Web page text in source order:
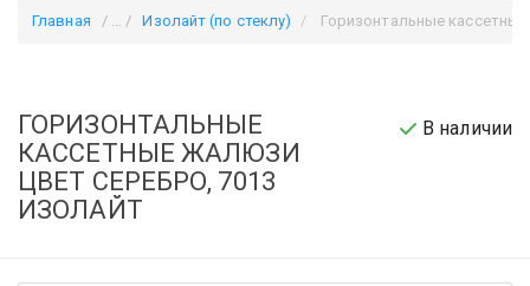
Главная Изолайт (по стеклу) Горизонтальные кассетные жалюзи цвет серебро,
ГОРИЗОНТАЛЬНЫЕ
КАССЕТНЫЕ ЖАЛЮЗИ
ЦВЕТ СЕРЕБРО, 7013
ИЗОЛАЙТ
В наличии